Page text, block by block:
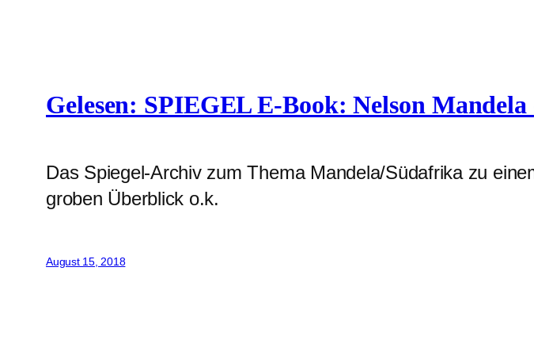
Gelesen: SPIEGEL E-Book: Nelson Mandela
Das Spiegel-Archiv zum Thema Mandela/Südafrika zu
groben Überblick o.k.
August 15, 2018